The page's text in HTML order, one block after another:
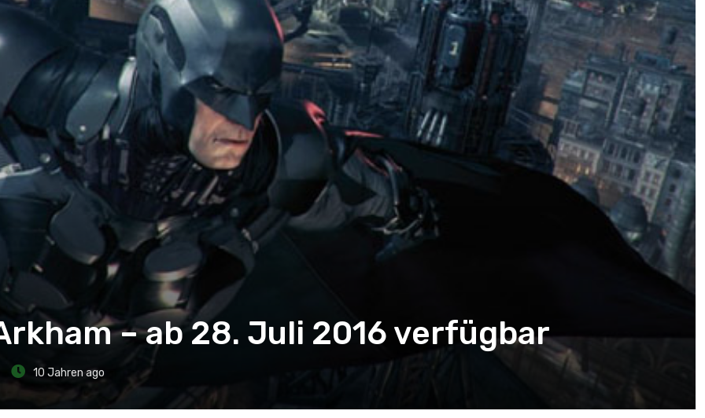
– ab 28. Juli 2016 verfügbar
10 Jahren ago